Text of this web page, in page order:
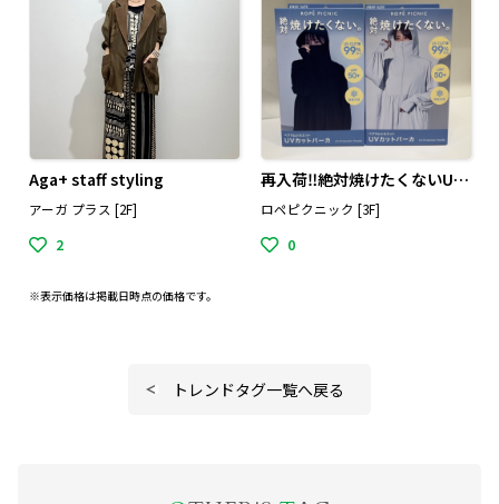
Aga+ staff styling
アーガ プラス [2F]
2
再入荷‼️絶対焼けたくないUVパーカー
ロペピクニック [3F]
0
※表示価格は掲載日時点の価格です。
トレンドタグ一覧へ戻る